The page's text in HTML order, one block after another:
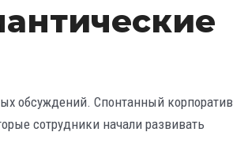
обсуждений. Спонтанный корпоратив
сотрудники начали развивать